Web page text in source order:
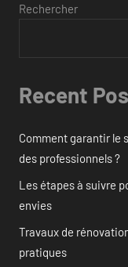
Rechercher
Recent
Comment garantir le
des professionnels ?
Les étapes à suivre
envies
Travaux de
pratiques